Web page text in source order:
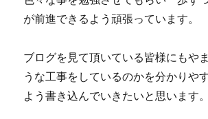
が前進できるよう頑張っています。
ブログを見て頂いている皆様にもや
うな工事をしているのかを分かりや
よう書き込んでいきたいと思います。